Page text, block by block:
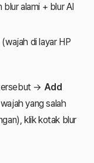
alami + blur AI
di layar HP
→ Add
yang salah
klik kotak blur